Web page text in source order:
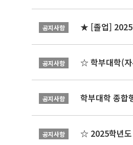
공지사항 ★ [졸업] 2025
공지사항 ☆ 학부대학(자
공지사항 학부대학 종합
공지사항 ☆ 2025학년도